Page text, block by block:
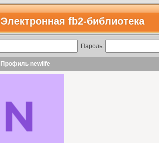
Электронная fb2-библиотека
Пароль:
Профиль newlife